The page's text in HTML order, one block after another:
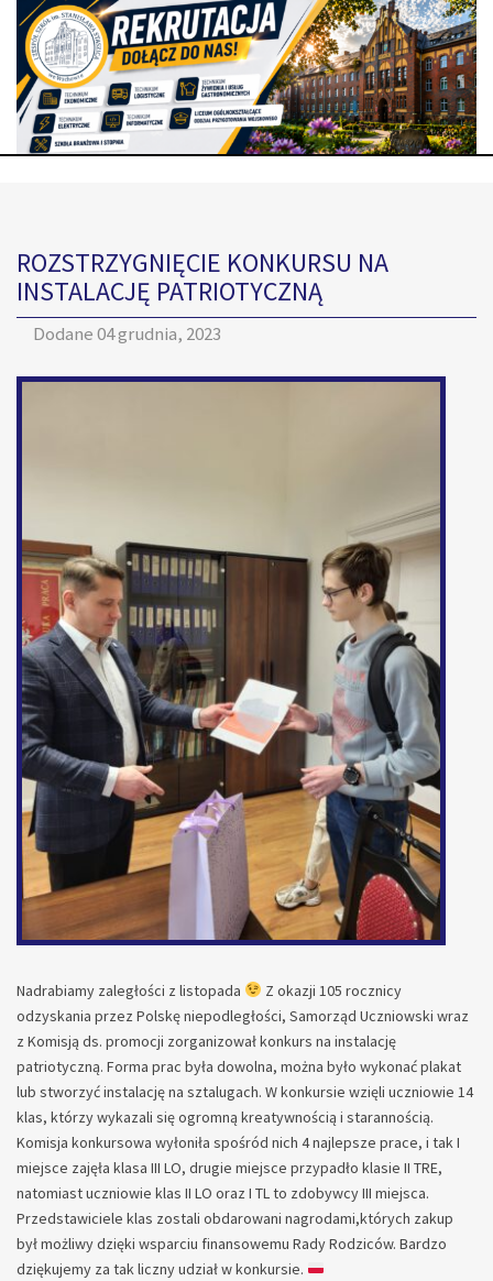
ROZSTRZYGNIĘCIE KONKURSU NA
INSTALACJĘ PATRIOTYCZNĄ
Dodane04 grudnia, 2023
Nadrabiamy zaległości z listopada
Z okazji 105 rocznicy
odzyskania przez Polskę niepodległości, Samorząd Uczniowski wraz
z Komisją ds. promocji zorganizował konkurs na instalację
patriotyczną. Forma prac była dowolna, można było wykonać plakat
lub stworzyć instalację na sztalugach. W konkursie wzięli uczniowie 14
klas, którzy wykazali się ogromną kreatywnością i starannością.
Komisja konkursowa wyłoniła spośród nich 4 najlepsze prace, i tak I
miejsce zajęła klasa III LO, drugie miejsce przypadło klasie II TRE,
natomiast uczniowie klas II LO oraz I TL to zdobywcy III miejsca.
Przedstawiciele klas zostali obdarowani nagrodami,których zakup
był możliwy dzięki wsparciu finansowemu Rady Rodziców. Bardzo
dziękujemy za tak liczny udział w konkursie.